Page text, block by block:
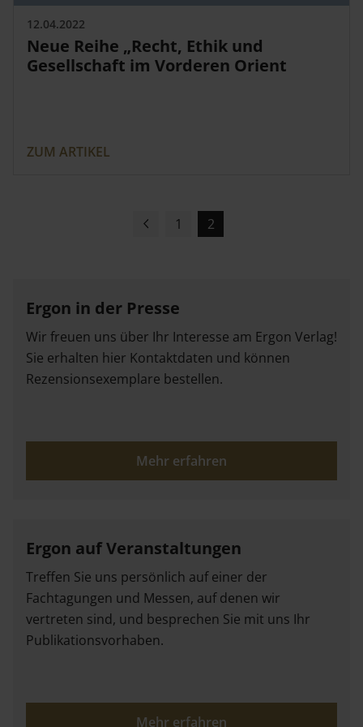
12.04.2022
Neue Reihe „Recht, Ethik und
Gesellschaft im Vorderen Orient
ZUM ARTIKEL
Vorherige
1 2
Ergon in der Presse
Wir freuen uns über Ihr Interesse am Ergon Verlag!
Sie erhalten hier Kontaktdaten und können
Rezensionsexemplare bestellen.
Mehr erfahren
Ergon auf Veranstaltungen
Treffen Sie uns persönlich auf einer der
Fachtagungen und Messen, auf denen wir
vertreten sind, und besprechen Sie mit uns Ihr
Publikationsvorhaben.
Mehr erfahren